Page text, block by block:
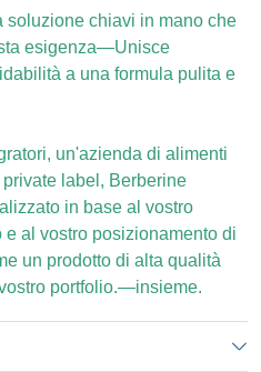
soluzione chiavi in ​​mano che
esigenza—Unisce
a una formula pulita e
un'azienda di alimenti
label, Berberine
in base al vostro
al vostro posizionamento di
un prodotto di alta qualità
portfolio.—insieme.